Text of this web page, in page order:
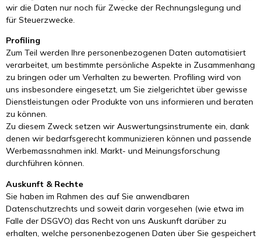
wir die Daten nur noch für Zwecke der Rechnungslegung und
für Steuerzwecke.
Profiling
Zum Teil werden Ihre personenbezogenen Daten automatisiert
verarbeitet, um bestimmte persönliche Aspekte in Zusammenhang
zu bringen oder um Verhalten zu bewerten. Profiling wird von
uns insbesondere eingesetzt, um Sie zielgerichtet über gewisse
Dienstleistungen oder Produkte von uns informieren und beraten
zu können.
Zu diesem Zweck setzen wir Auswertungsinstrumente ein, dank
denen wir bedarfsgerecht kommunizieren können und passende
Werbemassnahmen inkl. Markt- und Meinungsforschung
durchführen können.
Auskunft & Rechte
Sie haben im Rahmen des auf Sie anwendbaren
Datenschutzrechts und soweit darin vorgesehen (wie etwa im
Falle der DSGVO) das Recht von uns Auskunft darüber zu
erhalten, welche personenbezogenen Daten über Sie gespeichert